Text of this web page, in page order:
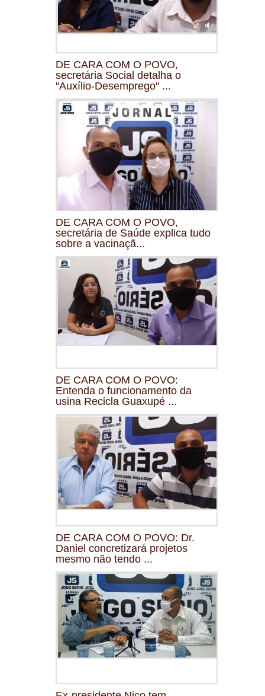
DE CARA COM O POVO,
secretária Social detalha o
"Auxílio-Desemprego" ...
DE CARA COM O POVO,
secretária de Saúde explica tudo
sobre a vacinaçã...
DE CARA COM O POVO:
Entenda o funcionamento da
usina Recicla Guaxupé ...
DE CARA COM O POVO: Dr.
Daniel concretizará projetos
mesmo não tendo ...